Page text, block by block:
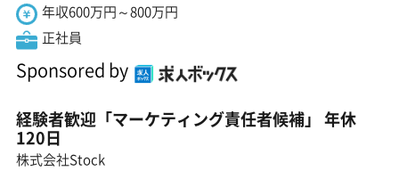
年収600万円～800万円
正社員
Sponsored by
経験者歓迎「マーケティング責任者候補」 年休
120日
株式会社Stock